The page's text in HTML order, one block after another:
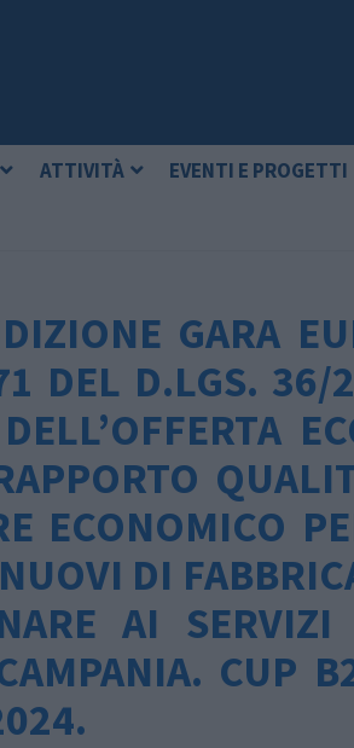
ATTIVITÀ EVENTI E PROGETTI
GARA
DEL D.LGS.
ECONOMICO
DI
AI
CUP